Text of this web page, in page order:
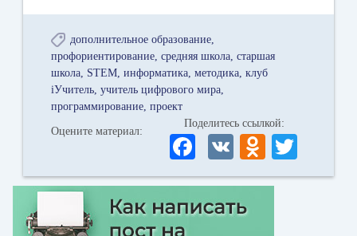
дополнительное образование
профориентирование средняя школа старшая
школа STEM информатика методика клуб
iУчитель учитель цифрового мира
программирование проект
Оцените материал:
Поделитесь ссылкой:
Fa
ce
bo
ok
V
K
O
dn
ok
wi